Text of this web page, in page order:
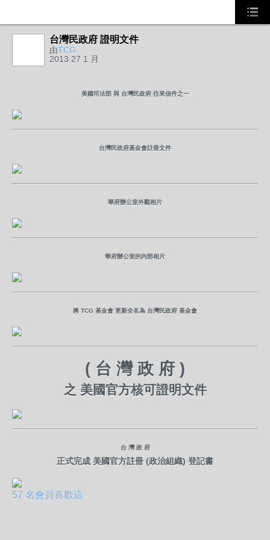
台灣民政府 證明文件
由TCG
2013 27 1 月
美國司法部 與 台灣民政府 往來信件之一
台灣民政府基金會註冊文件
華府辦公室外觀相片
華府辦公室的內部相片
將 TCG 基金會 更新全名為 台灣民政府 基金會
( 台 灣 政 府 )
之 美國官方核可證明文件
台 灣 政 府
正式完成 美國官方註冊 (政治組織) 登記書
57 名會員喜歡這